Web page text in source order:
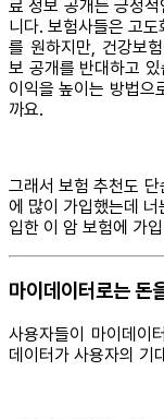
료 정보 공개는 긍정
니다. 보험사들은 고
를 원하지만, 건강보
보 공개를 반대하고
이익을 높이는 방법으
까요.
그래서 보험 추천도
에 많이 가입했는데
입한 이 암 보험에 가
마이데이터로는 돈
사용자들이 마이데이
데이터가 사용자의 기